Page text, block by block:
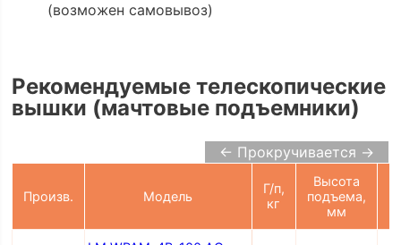
(возможен самовывоз)
Рекомендуемые телескопические
вышки (мачтовые подъемники)
← Прокручивается →
Произв. Модель
Г/п,
кг
Высота
подъема,
мм